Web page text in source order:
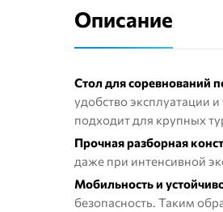
Описание
Стол для соревнований
удобство эксплуатации
подходит для крупных
Прочная разборная
даже при интенсивной
Мобильность и
безопасность. Таким